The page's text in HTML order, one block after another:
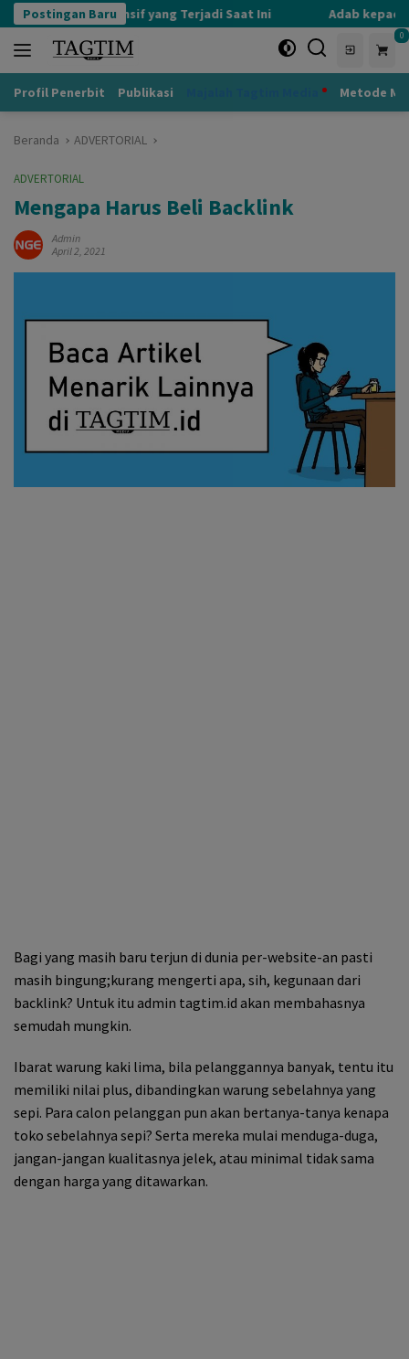
Langsung
ke
konten
Postingan Baru
Kognisi Defensif yang Terjadi Saat Ini Adab kepada
0
Profil Penerbit Publikasi Metode
Beranda ADVERTORIAL
ADVERTORIAL
Mengapa Harus Beli Backlink
Admin
April 2, 2021
Bagi yang masih baru terjun di dunia per-website-an pasti
masih bingung;kurang mengerti apa, sih, kegunaan dari
backlink? Untuk itu admin tagtim.id akan membahasnya
semudah mungkin.
Ibarat warung kaki lima, bila pelanggannya banyak, tentu itu
memiliki nilai plus, dibandingkan warung sebelahnya yang
sepi. Para calon pelanggan pun akan bertanya-tanya kenapa
toko sebelahnya sepi? Serta mereka mulai menduga-duga,
jangan-jangan kualitasnya jelek, atau minimal tidak sama
dengan harga yang ditawarkan.